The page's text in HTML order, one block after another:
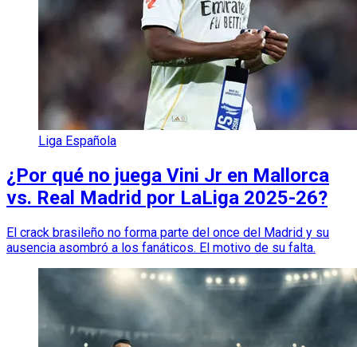
Liga Española
¿Por qué no juega Vini Jr en Mallorca
vs. Real Madrid por LaLiga 2025-26?
El crack brasileño no forma parte del once del Madrid y su
ausencia asombró a los fanáticos. El motivo de su falta.